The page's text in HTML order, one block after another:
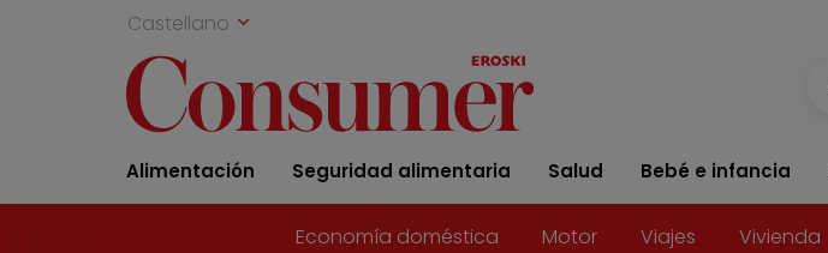
Castellano
Alimentación Seguridad alimentaria Salud Bebé e infancia
Economía doméstica Motor Viajes Vivienda